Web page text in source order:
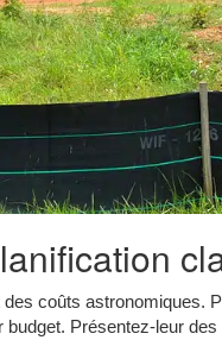
coûts astronomiques.
Présentez-leur